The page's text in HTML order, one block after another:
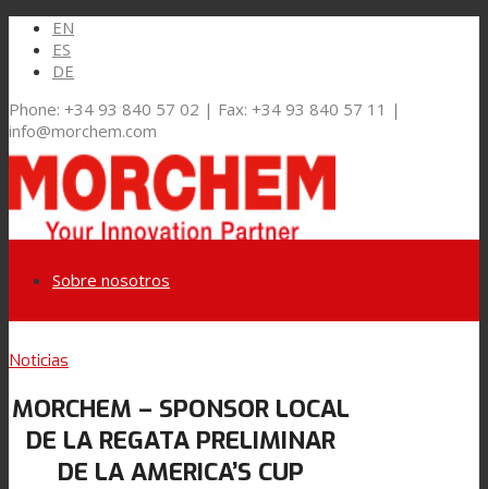
EN
ES
DE
Phone: +34 93 840 57 02 | Fax: +34 93 840 57 11 |
info@morchem.com
Link to Youtube
Sobre nosotros
Mercados y Soluciones
Embalaje Flexible
Noticias
MORCHEM – SPONSOR LOCAL
DE LA REGATA PRELIMINAR
DE LA AMERICA’S CUP